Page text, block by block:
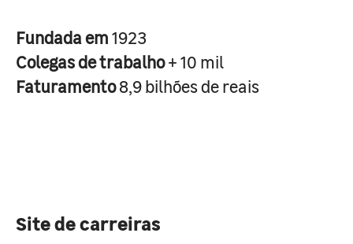
Fundada em1923
Colegas de trabalho+ 10 mil
Faturamento8,9 bilhões de reais
Site de carreiras